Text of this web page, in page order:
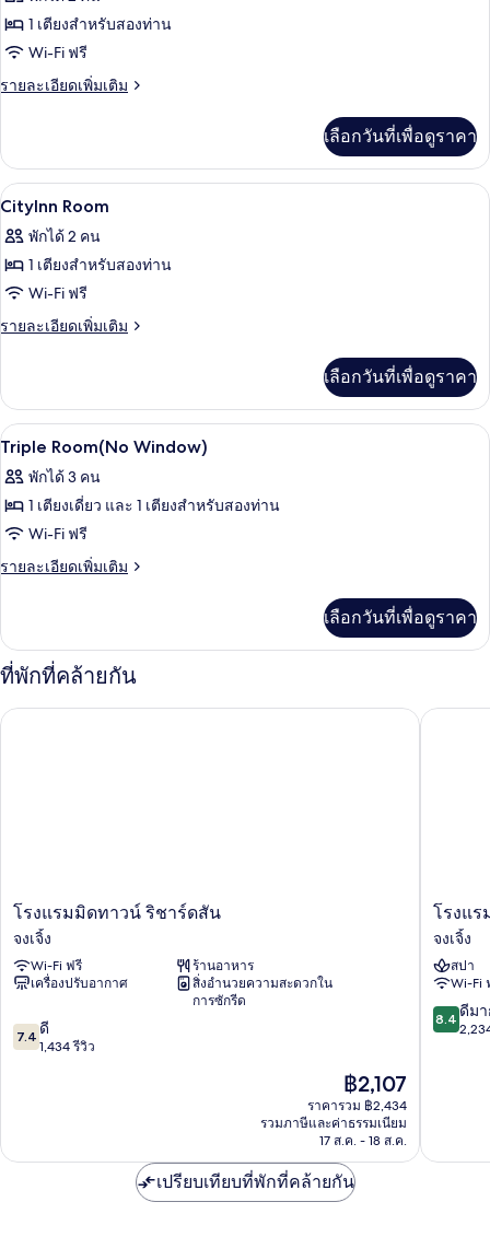
ซ์
ทั้งหมด
ของ
Elite
1 เตียงสำหรับสองท่าน
Wi-Fi ฟรี
รายละเอียดเพิ่มเติม
ราย
เกี่ยว
กับ
Elite
Room
เลือกวันที่เพื่อดูราคา
เปิด
ภาพถ่าย
ทั้งหมด
ของ
CityInn
1 ห้องนอน, ตู้นิรภัยในห้องพัก, โต๊ะทำง
9
CityInn Room
พักได้ 2 คน
1 เตียงสำหรับสองท่าน
Wi-Fi ฟรี
รายละเอียดเพิ่มเติม
ราย
เกี่ยว
กับ
CityInn
Room
เลือกวันที่เพื่อดูราคา
เปิด
ภาพถ่าย
ทั้งหมด
ของ
Triple
1 ห้องนอน, ตู้นิรภัยในห้องพัก, โต๊ะทำง
3
Triple Room(No Window)
พักได้ 3 คน
1 เตียงเดี่ยว และ 1 เตียงสำหรับสองท่าน
Wi-Fi ฟรี
รายละเอียดเพิ่มเติม
ราย
เกี่ยว
กับ
Triple
Room(No
Window)
เลือกวันที่เพื่อดูราคา
ที่พักที่คล้ายกัน
โรงแรม
ทาวน์
ริ
ชาร์ด
จง
เจิ้ง
โรงแรมมิดทาวน์ ริชาร์ดสัน
จงเจิ้ง
Wi-Fi ฟรี
ร้านอาหาร
เครื่องปรับอากาศ
สิ่งอำนวยความสะดวกใน
การซักรีด
7.4
จาก
7.4 ดี
1,434 รีวิว
ราคา
ปัจจุบัน
คือ
฿2,107
฿2,107
ราคารวม ฿2,434
รวมภาษีและค่าธรรมเนียม
17 ส.ค. - 18 ส.ค.
โรงแรมมิดทาวน์ ริชาร์ดสัน
โรงแรม
ซาร์
พาร์
ค
ไทเป
จง
โรงแร
จงเจิ้ง
สปา
Wi-Fi
8.4
จาก
8.4 ดีม
โรงแรม
เปรียบเทียบที่พักที่คล้ายกัน